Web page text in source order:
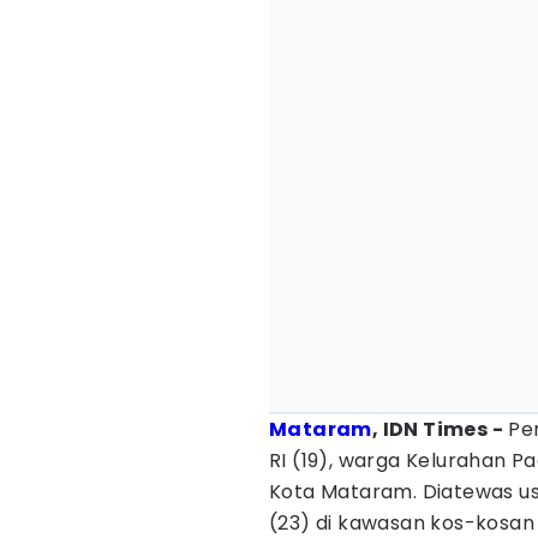
Mataram, IDN Times -
RI (19), warga Kelurahan
Kota Mataram. Diatewas
(23) di kawasan kos-